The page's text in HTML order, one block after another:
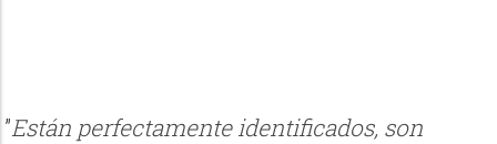
”Están perfectamente identificados, son